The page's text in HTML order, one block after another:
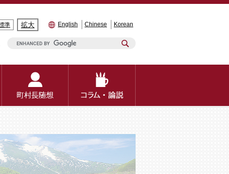
準 拡大 English Chinese Korean